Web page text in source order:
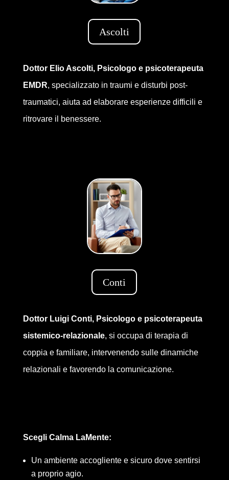
Ascolti
Dottor Elio Ascolti, Psicologo e psicoterapeuta
EMDR, specializzato in traumi e disturbi post-
traumatici, aiuta ad elaborare esperienze difficili e
ritrovare il benessere.
Conti
Dottor Luigi Conti, Psicologo e psicoterapeuta
sistemico-relazionale, si occupa di terapia di
coppia e familiare, intervenendo sulle dinamiche
relazionali e favorendo la comunicazione.
Scegli Calma LaMente:
Un ambiente accogliente e sicuro dove sentirsi
a proprio agio.